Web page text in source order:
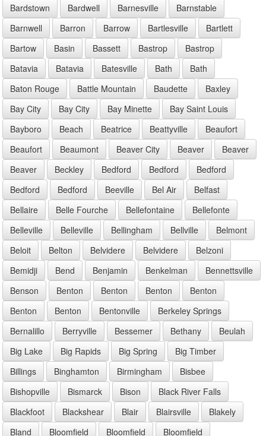
Bardstown
Bardwell Barnesville
Barnstable
Barnwell
Barron Barrow Bartlesville
Bartlett
Bartow
Basin Bassett Bastrop
Bastrop
Batavia
Batavia Batesville Bath
Bath
Baton Rouge
Battle Mountain Baudette
Baxley
Bay City
Bay City Bay Minette
Bay Saint Louis
Bayboro
Beach Beatrice Beattyville
Beaufort
Beaufort
Beaumont Beaver City Beaver
Beaver
Beaver
Beckley Bedford Bedford
Bedford
Bedford
Bedford Beeville Bel Air
Belfast
Bellaire
Belle Fourche Bellefontaine
Bellefonte
Belleville
Belleville Bellingham Bellville
Belmont
Beloit
Belton Belvidere Belvidere
Belzoni
Bemidji
Bend Benjamin Benkelman
Bennettsville
Benson
Benton Benton Benton
Benton
Benton
Benton Bentonville
Berkeley Springs
Bernalillo
Berryville Bessemer Bethany
Beulah
Big Lake
Big Rapids Big Spring
Big Timber
Billings
Binghamton Birmingham
Bisbee
Bishopville
Bismarck Bison
Black River Falls
Blackfoot
Blackshear Blair Blairsville
Blakely
Bland
Bloomfield Bloomfield
Bloomfield